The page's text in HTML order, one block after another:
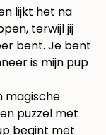
lijkt het na
terwijl jij
bent. Je bent
is mijn pup
magische
puzzel met
begint met